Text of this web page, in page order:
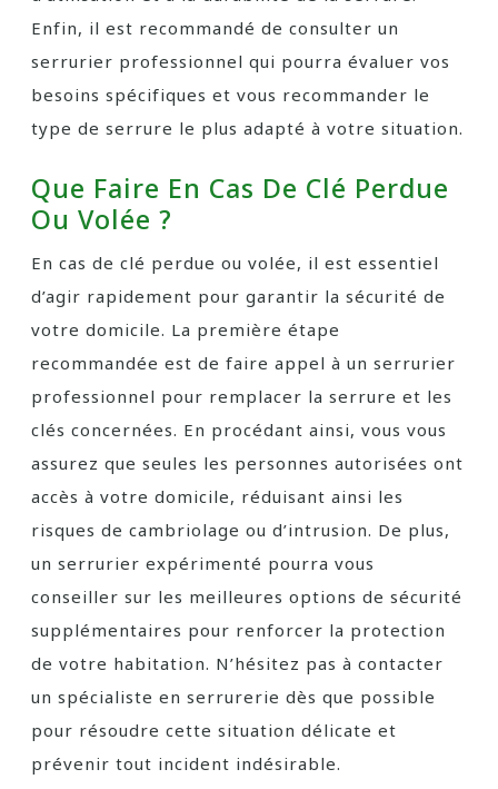
Enfin, il est recommandé de consulter un
serrurier professionnel qui pourra évaluer vos
besoins spécifiques et vous recommander le
type de serrure le plus adapté à votre situation.
Que Faire En Cas De Clé Perdue
Ou Volée ?
En cas de clé perdue ou volée, il est essentiel
d’agir rapidement pour garantir la sécurité de
votre domicile. La première étape
recommandée est de faire appel à un serrurier
professionnel pour remplacer la serrure et les
clés concernées. En procédant ainsi, vous vous
assurez que seules les personnes autorisées ont
accès à votre domicile, réduisant ainsi les
risques de cambriolage ou d’intrusion. De plus,
un serrurier expérimenté pourra vous
conseiller sur les meilleures options de sécurité
supplémentaires pour renforcer la protection
de votre habitation. N’hésitez pas à contacter
un spécialiste en serrurerie dès que possible
pour résoudre cette situation délicate et
prévenir tout incident indésirable.